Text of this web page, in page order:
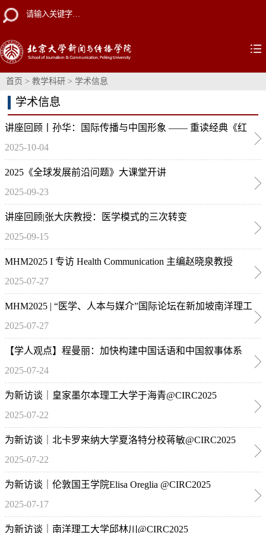
首页 > 教学科研 > 学术信息
学术信息
讲座回顾丨孙华：国际传播与中国形象 —— 重读经典《红
星照耀中国》
2025-10-04
2025《全球发展前沿问题》大课堂开讲
2025-09-23
讲座回顾|张大庆教授：医学模式的三次转变
2025-09-15
MHM2025 I 专访 Health Communication 主编赵晓泉教授
2025-07-27
MHM2025 | “医学、人本与媒介”国际论坛在新加坡南洋理工
大学成功举办，另有多名研究生在IAMCR2025年会做论文
发表
2025-07-27
【学人观点】程曼丽：加快构建中国话语和中国叙事体系
2025-07-24
为新访谈｜皇家墨尔本理工大学于海青@CIRC2025
2025-07-22
为新访谈｜北卡罗来纳大学夏洛特分校蒋敏@CIRC2025
2025-07-22
为新访谈｜伦敦国王学院Elisa Oreglia @CIRC2025
2025-07-17
为新访谈｜南洋理工大学邱林川@CIRC2025